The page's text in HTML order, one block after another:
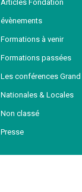
Articles Fondation
évènements
Formations à venir
Formations passées
Les conférences
Nationales & Locales
Non classé
Presse